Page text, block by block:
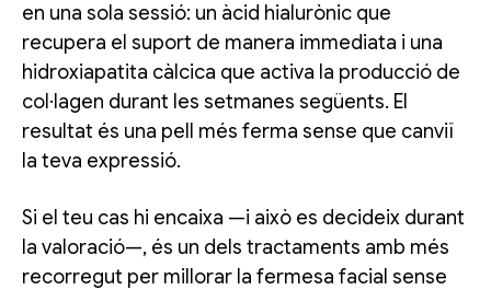
en una sola sessió: un àcid hialurònic que
recupera el suport de manera immediata i una
hidroxiapatita càlcica que activa la producció de
col·lagen durant les setmanes següents. El
resultat és una pell més ferma sense que canviï
la teva expressió.
Si el teu cas hi encaixa —i això es decideix durant
la valoració—, és un dels tractaments amb més
recorregut per millorar la fermesa facial sense